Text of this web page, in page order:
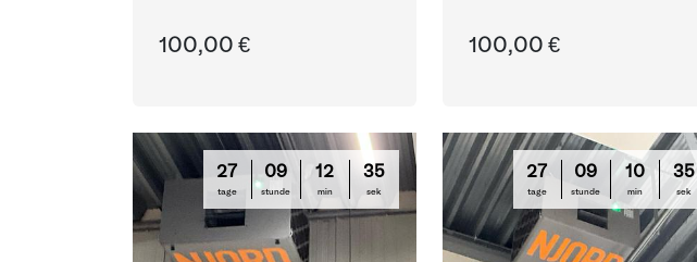
100,00 € 100,00 €
27
tage
09
stunde
12
min
33
sek
27
tage
09
stunde
10
min
33
sek